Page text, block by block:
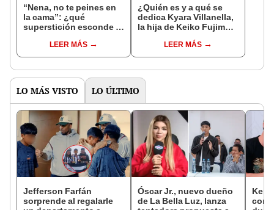
“Nena, no te peines en
la cama”: ¿qué
superstición esconde la
Enanitos Verdes?
LEER MÁS
¿Quién es y a qué se
dedica Kyara Villanella,
la hija de Keiko Fujimori
nivel nacional?
LEER MÁS
LO MÁS VISTO LO ÚLTIMO
Jefferson Farfán
sorprende al regalarle
Óscar Jr., nuevo dueño
de La Bella Luz, lanza